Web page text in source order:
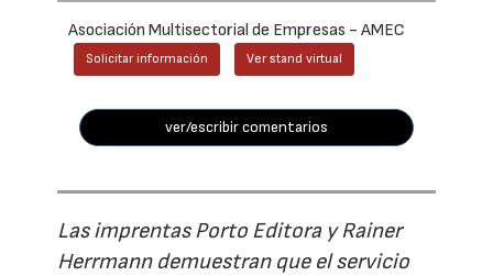
Asociación Multisectorial de Empresas - AMEC
Solicitar información Ver stand virtual
ver/escribir comentarios
Las imprentas Porto Editora y Rainer
Herrmann demuestran que el servicio